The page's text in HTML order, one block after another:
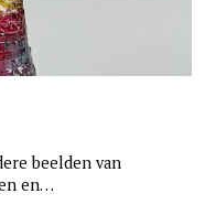
beelden van
en…